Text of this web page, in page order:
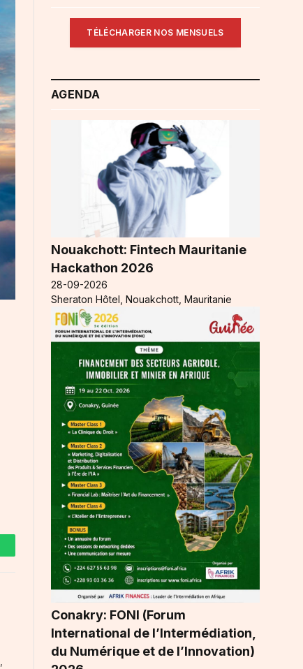
TÉLÉCHARGER NOS MENSUELS
AGENDA
Nouakchott: Fintech Mauritanie
Hackathon 2026
28-09-2026
Sheraton Hôtel, Nouakchott, Mauritanie
Conakry: FONI (Forum
International de l’Intermédiation,
du Numérique et de l’Innovation)